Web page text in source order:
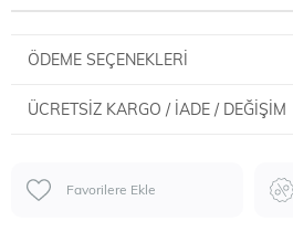
ÖDEME SEÇENEKLERI
ÜCRETSIZ KARGO / İADE / DEĞIŞIM
Favorilere Ekle